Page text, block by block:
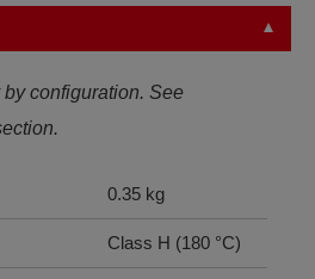
configuration. See
0.35 kg
Class H (180 °C)